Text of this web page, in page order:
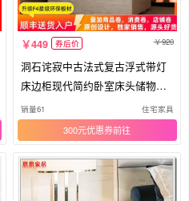
449 券后价 920
洞石诧寂中古法式复古浮式带灯
床边柜现代简约卧室床头储物收
纳柜
销量61 住宅家具
300元优惠券